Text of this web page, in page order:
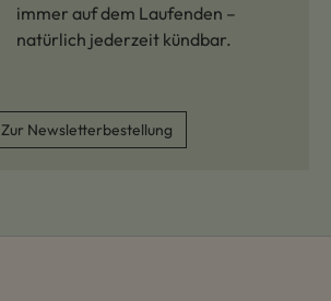
immer auf dem Laufenden –
natürlich jederzeit kündbar.
Zur Newsletterbestellung